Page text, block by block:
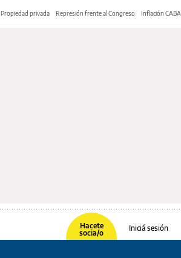
Propiedad privada Represión frente al Congreso Inflación CABA
Hacete
socia/o
Iniciá sesión